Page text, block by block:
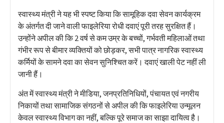
स्वास्थ्य मंत्री ने यह भी स्पष्ट किया कि सामूहिक दवा सेवन कार्यक्रम
के अंतर्गत दी जाने वाली फाइलेरिया रोधी दवाएं पूरी तरह सुरक्षित हैं।
उन्होंने अपील की कि 2 वर्ष से कम उम्र के बच्चों, गर्भवती महिलाओं तथा
गंभीर रूप से बीमार व्यक्तियों को छोड़कर, सभी पात्र नागरिक स्वास्थ्य
कर्मियों के सामने दवा का सेवन सुनिश्चित करें। दवाएं खाली पेट नहीं ली
जानी हैं।
अंत में स्वास्थ्य मंत्री ने मीडिया, जनप्रतिनिधियों, पंचायत एवं नगरीय
निकायों तथा सामाजिक संगठनों से अपील की कि फाइलेरिया उन्मूलन
केवल स्वास्थ्य विभाग का नहीं, बल्कि पूरे समाज का साझा दायित्व है।